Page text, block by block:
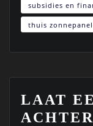
subsidies en
thuis
LAAT
ACHTER